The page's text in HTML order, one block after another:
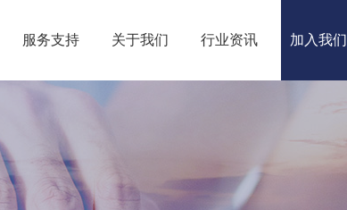
服务支持 关于我们 行业资讯 加入我们